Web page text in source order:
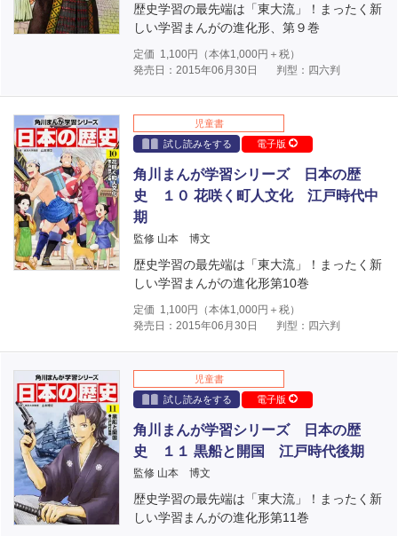
歴史学習の最先端は「東大流」！まったく新
しい学習まんがの進化形、第９巻
定価 1,100円（本体1,000円＋税）
発売日：2015年06月30日
判型：四六判
児童書
試し読みをする
電子版
角川まんが学習シリーズ 日本の歴
史 １０ 花咲く町人文化 江戸時代中
期
監修 山本 博文
歴史学習の最先端は「東大流」！まったく新
しい学習まんがの進化形第10巻
定価 1,100円（本体1,000円＋税）
発売日：2015年06月30日
判型：四六判
児童書
試し読みをする
電子版
角川まんが学習シリーズ 日本の歴
史 １１ 黒船と開国 江戸時代後期
監修 山本 博文
歴史学習の最先端は「東大流」！まったく新
しい学習まんがの進化形第11巻